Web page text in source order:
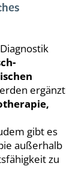
ergänzt
gibt es
außerhalb
zu